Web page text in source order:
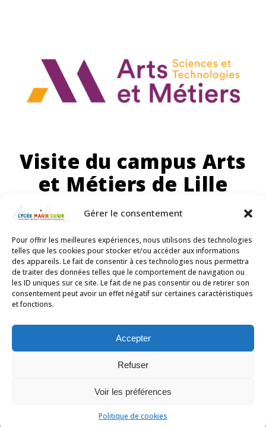
Gérer le consentement
Pour offrir les meilleures expériences, nous utilisons des technologies
telles que les cookies pour stocker et/ou accéder aux informations
des appareils. Le fait de consentir à ces technologies nous permettra
de traiter des données telles que le comportement de navigation ou
les ID uniques sur ce site. Le fait de ne pas consentir ou de retirer son
consentement peut avoir un effet négatif sur certaines caractéristiques
et fonctions.
Accepter
Refuser
Voir les préférences
Politique de cookies
Visite du campus Arts
et Métiers de Lille
Les étudiants de PTSI ont visité le campus Arts et Métiers de
Lille...
VOIR